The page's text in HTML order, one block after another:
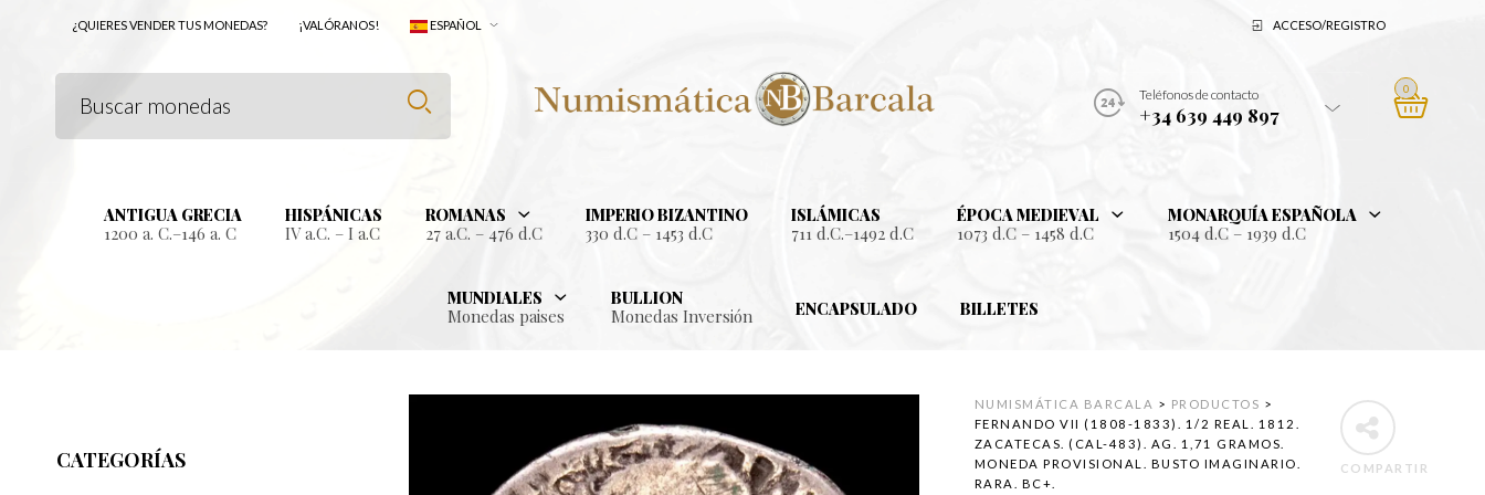
¿QUIERES VENDER TUS MONEDAS? ¡VALÓRANOS! ESPAÑOL ACCESO/REGISTRO
Teléfonos de contacto
+34 639 449 897
0
ANTIGUA GRECIA
1200 a. C.–146 a. C
HISPÁNICAS
IV a.C. – I a.C
ROMANAS
27 a.C. – 476 d.C
IMPERIO BIZANTINO
330 d.C – 1453 d.C
ISLÁMICAS
711 d.C.–1492 d.C
ÉPOCA MEDIEVAL
1073 d.C – 1458 d.C
MONARQUÍA ESPAÑOLA
1504 d.C – 1939 d.C
MUNDIALES
Monedas paises
BULLION
Monedas Inversión ENCAPSULADO BILLETES
CATEGORÍAS COMPARTIR
NUMISMÁTICA BARCALA > PRODUCTOS >
FERNANDO VII (1808-1833). 1/2 REAL. 1812.
ZACATECAS. (CAL-483). AG. 1,71 GRAMOS.
MONEDA PROVISIONAL. BUSTO IMAGINARIO.
RARA. BC+.